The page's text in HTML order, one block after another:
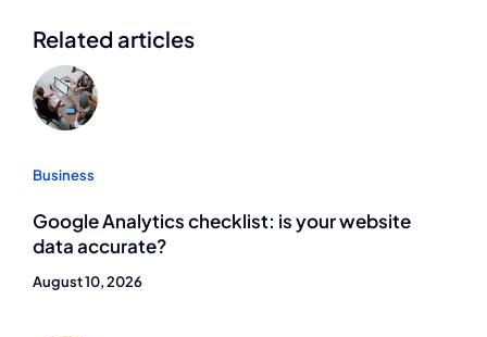
Related articles
Business
Google Analytics checklist: is your website
data accurate?
August 10, 2026